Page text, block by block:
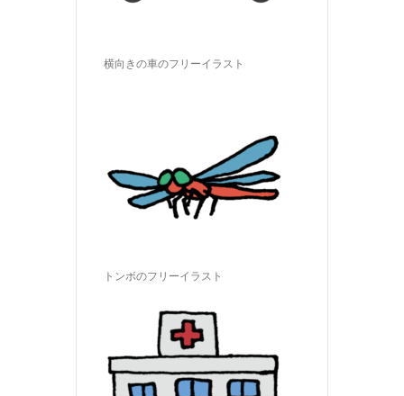
横向きの車のフリーイラスト
トンボのフリーイラスト